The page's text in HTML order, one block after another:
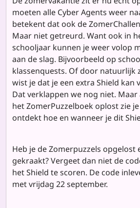
moeten alle Cyber Agents weer
betekent dat ook de
Maar niet getreurd. Want ook in
schooljaar kunnen je weer volop
aan de slag. Bijvoorbeeld op
klassenquests. Of door natuurlijk
wist je dat je een extra Shield kan
Dat verklappen we nog niet. Maar
het ZomerPuzzelboek oplost zie
ontdekt hoe en wanneer je dit
Heb je de Zomerpuzzels opgelost
gekraakt? Vergeet dan niet de
het Shield te scoren. De code
met vrijdag 22 september.